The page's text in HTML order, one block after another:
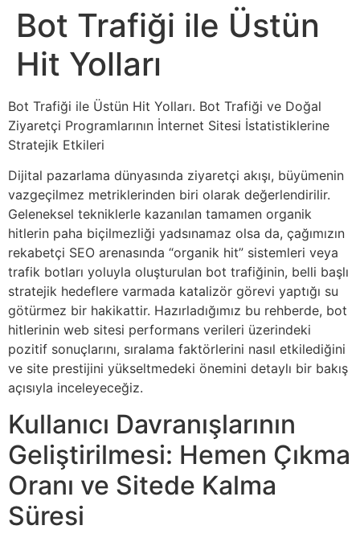
Bot Trafiği ile Üstün
Hit Yolları
Bot Trafiği ile Üstün Hit Yolları. Bot Trafiği ve Doğal
Ziyaretçi Programlarının İnternet Sitesi İstatistiklerine
Stratejik Etkileri
Dijital pazarlama dünyasında ziyaretçi akışı, büyümenin
vazgeçilmez metriklerinden biri olarak değerlendirilir.
Geleneksel tekniklerle kazanılan tamamen organik
hitlerin paha biçilmezliği yadsınamaz olsa da, çağımızın
rekabetçi SEO arenasında “organik hit” sistemleri veya
trafik botları yoluyla oluşturulan bot trafiğinin, belli başlı
stratejik hedeflere varmada katalizör görevi yaptığı su
götürmez bir hakikattir. Hazırladığımız bu rehberde, bot
hitlerinin web sitesi performans verileri üzerindeki
pozitif sonuçlarını, sıralama faktörlerini nasıl etkilediğini
ve site prestijini yükseltmedeki önemini detaylı bir bakış
açısıyla inceleyeceğiz.
Kullanıcı Davranışlarının
Geliştirilmesi: Hemen Çıkma
Oranı ve Sitede Kalma
Süresi